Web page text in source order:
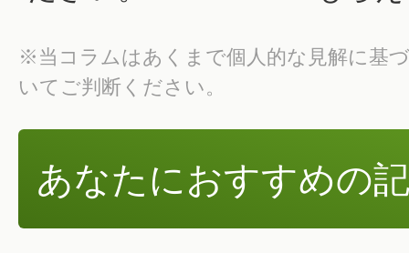
※当コラムはあくまで個人的な見解に基
いてご判断ください。
あなたにおすすめの